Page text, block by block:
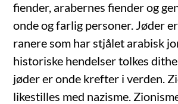
fiender, arabernes fiender og
onde og farlig personer. Jøder
ranere som har stjålet arabisk
historiske hendelser tolkes
jøder er onde krefter i verden.
likestilles med nazisme.